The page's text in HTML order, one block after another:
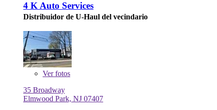
4 K Auto Services
Distribuidor de U-Haul del vecindario
Verfotos
35 Broadway
Elmwood Park, NJ 07407